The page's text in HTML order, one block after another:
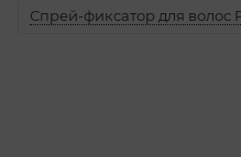
Спрей-фиксатор для волос